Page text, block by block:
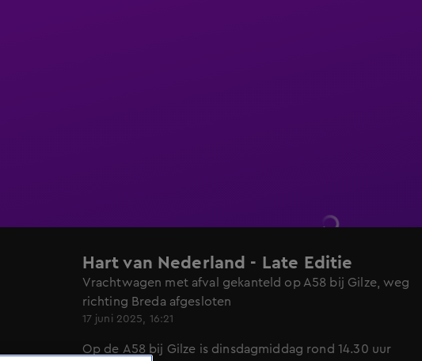
Hart van Nederland - Late Editie
Vrachtwagen met afval gekanteld op A58 bij Gilze, weg
richting Breda afgesloten
17 juni 2025, 16:21
Op de A58 bij Gilze is dinsdagmiddag rond 14.30 uur